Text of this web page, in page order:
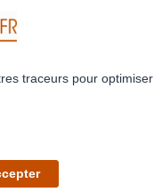
ET VOS PROCHES
des drogues à mes enfants ?
traceurs pour optimiser